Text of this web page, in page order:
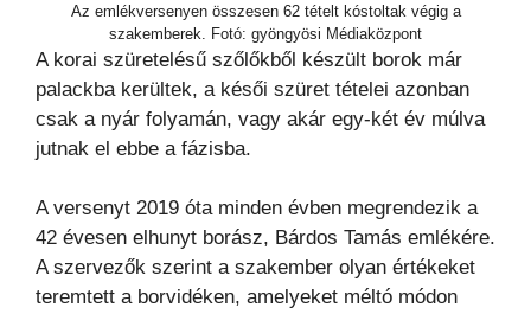
Az emlékversenyen összesen 62 tételt kóstoltak végig a
szakemberek. Fotó: gyöngyösi Médiaközpont
A korai szüretelésű szőlőkből készült borok már
palackba kerültek, a késői szüret tételei azonban
csak a nyár folyamán, vagy akár egy-két év múlva
jutnak el ebbe a fázisba.
A versenyt 2019 óta minden évben megrendezik a
42 évesen elhunyt borász, Bárdos Tamás emlékére.
A szervezők szerint a szakember olyan értékeket
teremtett a borvidéken, amelyeket méltó módon